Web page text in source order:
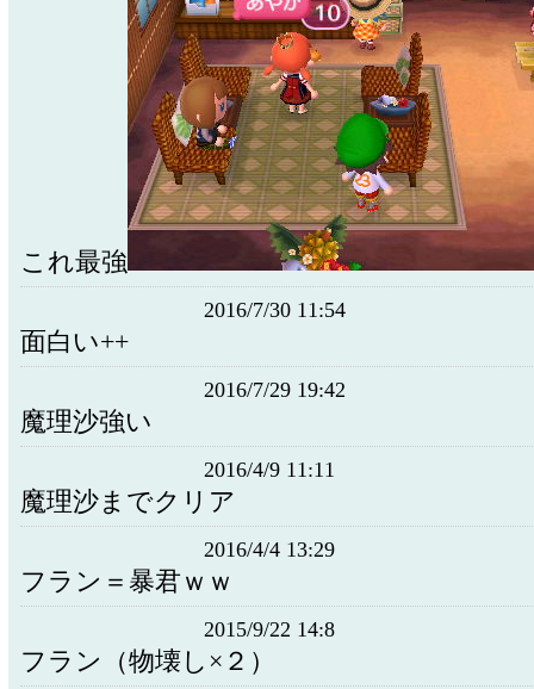
これ最強
2016/7/30 11:54
面白い++
2016/7/29 19:42
魔理沙強い
2016/4/9 11:11
魔理沙までクリア
2016/4/4 13:29
フラン＝暴君ｗｗ
2015/9/22 14:8
フラン（物壊し×２）